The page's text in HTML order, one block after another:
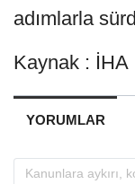
adımlarla
Kaynak : İHA
YORUMLAR